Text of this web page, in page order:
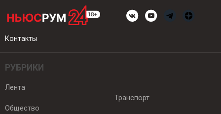
Контакты
РУБРИКИ
Лента
Общество
Транспорт